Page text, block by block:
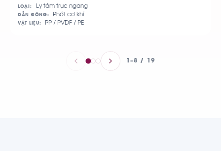
LOẠI: Ly tâm trục ngang
DẪN ĐỘNG: Phớt cơ khí
VẬT LIỆU: PP / PVDF / PE
tiết
1–8 / 19